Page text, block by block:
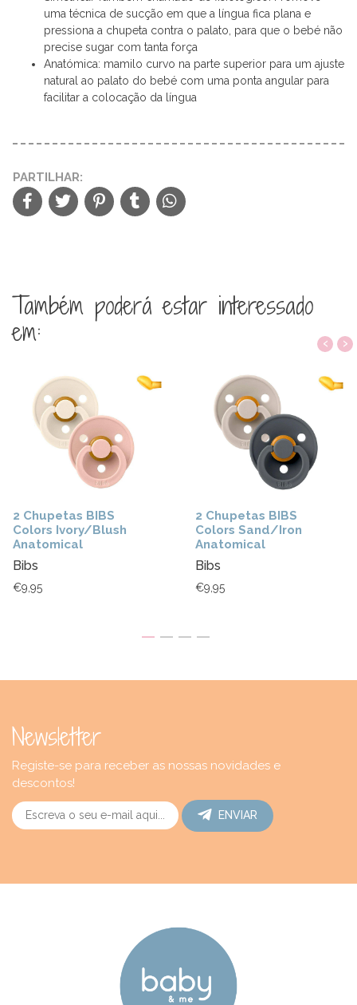
uma técnica de sucção em que a língua fica plana e
pressiona a chupeta contra o palato, para que o bebé não
precise sugar com tanta força
Anatómica: mamilo curvo na parte superior para um ajuste
natural ao palato do bebé com uma ponta angular para
facilitar a colocação da língua
PARTILHAR:
Também poderá estar interessado
em:
2 Chupetas BIBS
Colors Ivory/Blush
Anatomical
Bibs
€9,95
2 Chupetas BIBS
Colors Sand/Iron
Anatomical
Bibs
€9,95
‹ ›
Newsletter
Registe-se para receber as nossas novidades e
descontos!
ENVIAR